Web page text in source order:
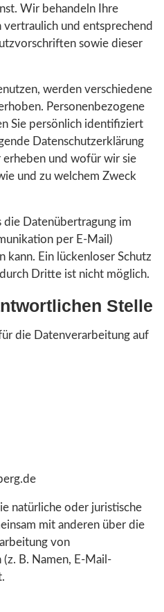
Wir behandeln Ihre
und entsprechend
sowie dieser
werden verschiedene
Personenbezogene
Sie persönlich identifiziert
Datenschutzerklärung
und wofür wir sie
und zu welchem Zweck
die Datenübertragung im
per E-Mail)
kann. Ein lückenloser Schutz
Dritte ist nicht möglich.
Stelle
die Datenverarbeitung auf
natürliche oder juristische
mit anderen über die
von
B. Namen, E-Mail-